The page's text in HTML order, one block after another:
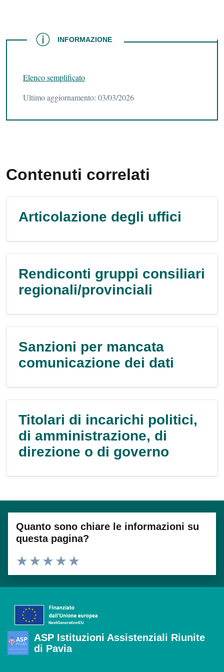
INFORMAZIONE
INFORMAZIONE
Elenco semplificato
Ultimo aggiornamento: 03/03/2026
Contenuti correlati
Articolazione degli uffici
Rendiconti gruppi consiliari
regionali/provinciali
Sanzioni per mancata
comunicazione dei dati
Titolari di incarichi politici,
di amministrazione, di
direzione o di governo
Quanto sono chiare le informazioni su
questa pagina?
ASP Istituzioni Assistenziali Riunite
di Pavia